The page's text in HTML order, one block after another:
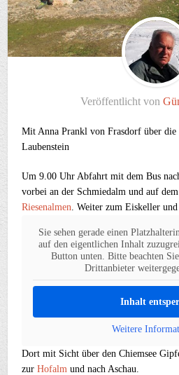
Veröffentlicht von
Mit Anna Prankl von Frasdorf über die
Laubenstein
Um 9.00 Uhr Abfahrt mit dem Bus
vorbei an der Schmiedalm und auf
Riesenalmen . Weiter zum Eiskeller
Sie sehen gerade einen
auf den eigentlichen Inhalt
Button unten. Bitte beachten
Drittanbieter
Inhalt
Weitere
Dort mit Sicht über den Chiemsee
zurHofalm und nach Aschau.